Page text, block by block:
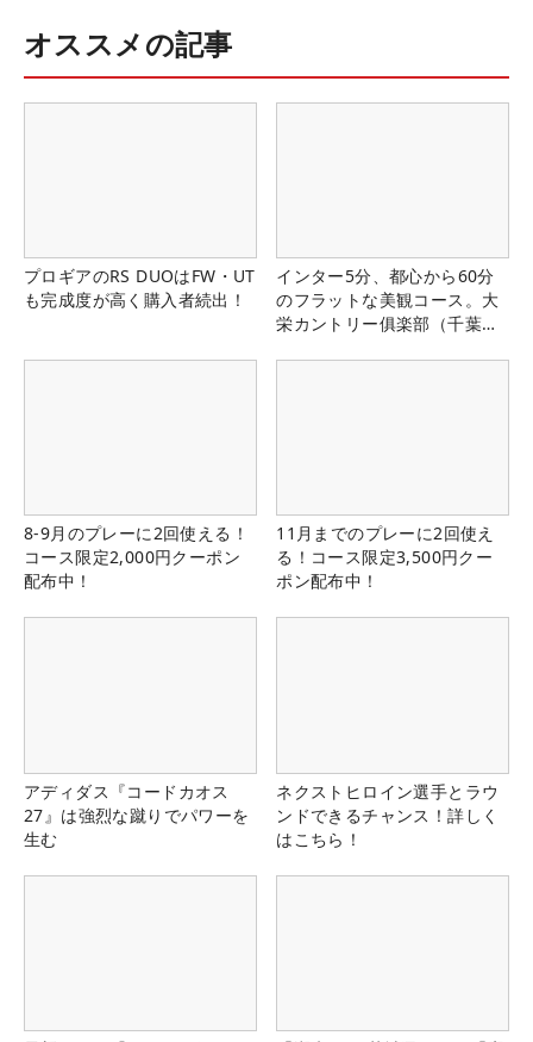
オススメの記事
プロギアのRS DUOはFW・UT
も完成度が高く購入者続出！
インター5分、都心から60分
のフラットな美観コース。大
栄カントリー俱楽部（千葉
8-9月のプレーに2回使える！
コース限定2,000円クーポン
配布中！
11月までのプレーに2回使え
る！コース限定3,500円クー
ポン配布中！
アディダス『コードカオス
27』は強烈な蹴りでパワーを
生む
ネクストヒロイン選手とラウ
ンドできるチャンス！詳しく
はこちら！